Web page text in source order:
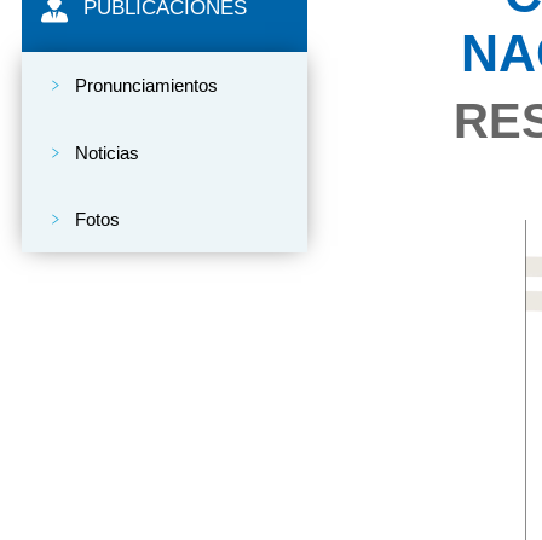
PUBLICACIONES
Pronunciamientos
Noticias
Fotos